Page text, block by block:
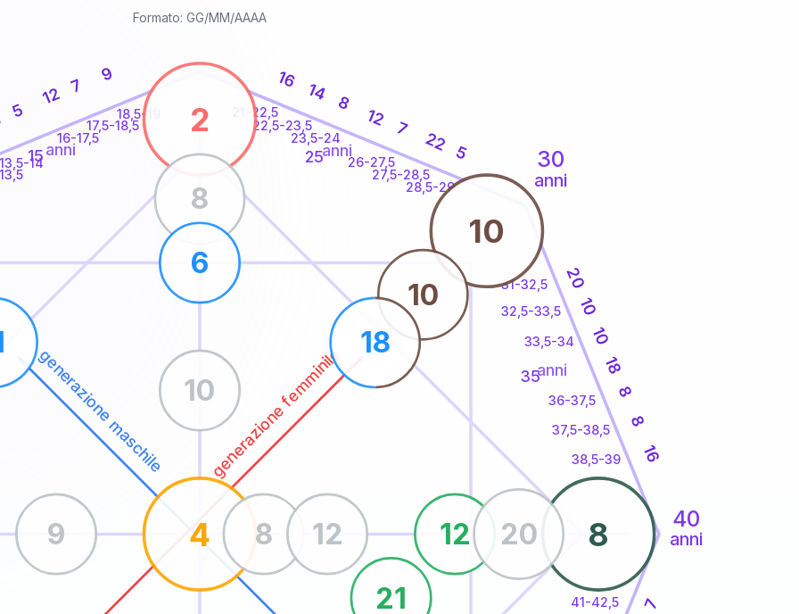
Formato: GG/MM/AAAA
generazione maschile generazione femminile
20
30
anni
40
anni
13,5-14
16-17,5
17,5-18,5
18,5-19 21-22,5
22,5-23,5
23,5-24
26-27,5
27,5-28,5
28,5-29
31-32,5
32,5-33,5
33,5-34
36-37,5
37,5-38,5
38,5-39
41-42,5
5
12 7
9 16
14 8
12 7
22 5
20
10
10
18
8
8
16
7
2
8
4
10
21
12
8
20
6
8 12
9
10
10
18
15anni 25anni
35anni